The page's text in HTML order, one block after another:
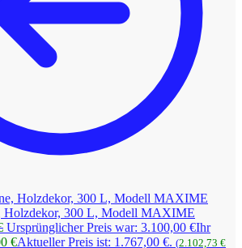
Holzdekor, 300 L, Modell MAXIME
Ursprünglicher Preis war: 3.100,00 €Ihr
€Aktueller Preis ist: 1.767,00 €. (2.102,73 €